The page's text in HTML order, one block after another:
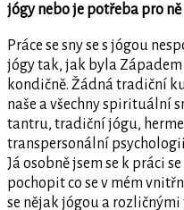
jógy nebo je potřeba pro
Práce se sny se s jógou
jógy tak, jak byla
kondičně. Žádná tradiční
naše a všechny spirituální
tantru, tradiční jógu,
transpersonální
Já osobně jsem se k práci
pochopit co se v mém
se nějak jógou a